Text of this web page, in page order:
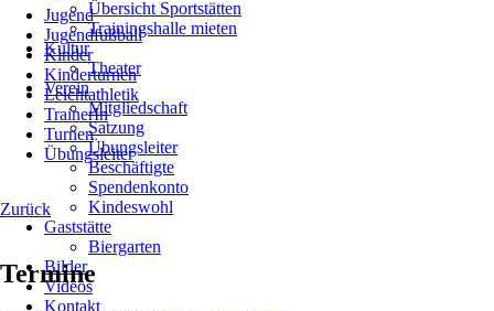
Übersicht Sportstätten
Trainingshalle mieten
Kultur
Theater
Verein
Mitgliedschaft
Satzung
Übungsleiter
Beschäftigte
Spendenkonto
Kindeswohl
Gaststätte
Biergarten
Bilder
Videos
Kontakt
Jugend
Jugendfußball
Kinder
Kinderturnen
Leichtathletik
TrainerIn
Turnen
Übungsleiter
Zurück
Termine